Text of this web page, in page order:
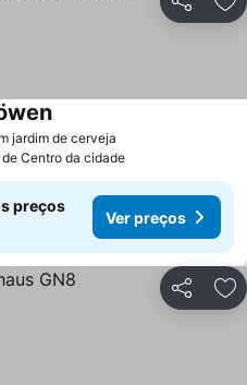
Partilhar
jardim de cerveja
Centro da cidade
preços
Ver preços
Partilhar